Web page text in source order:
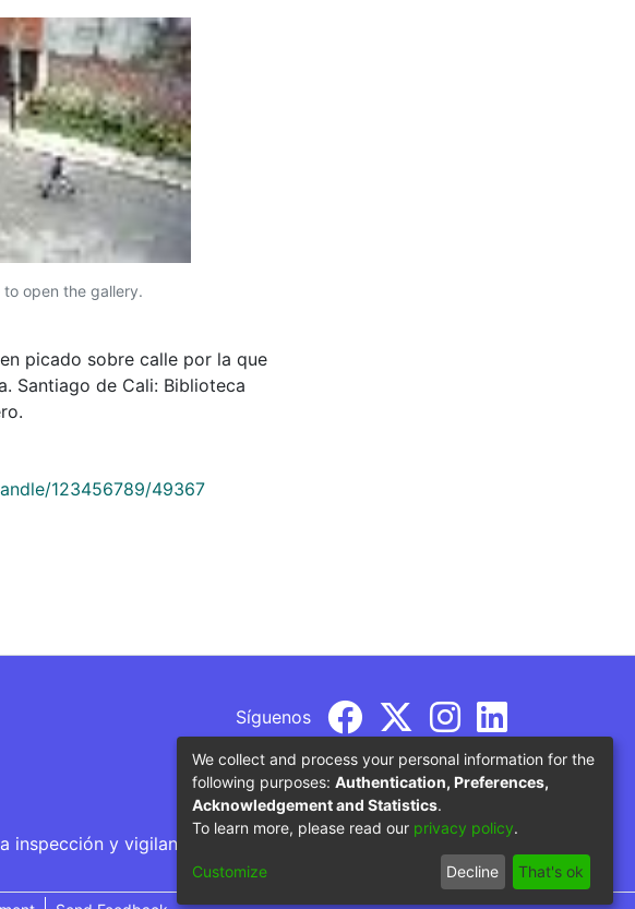
open the gallery.
picado sobre calle por la que
Santiago de Cali: Biblioteca
123456789/49367
Síguenos
inspección y vigilancia por parte del Ministerio de Educación
We collect and process your personal information for the
following purposes: Authentication, Preferences,
Acknowledgement and Statistics.
To learn more, please read our privacy policy.
Customize Decline That's ok